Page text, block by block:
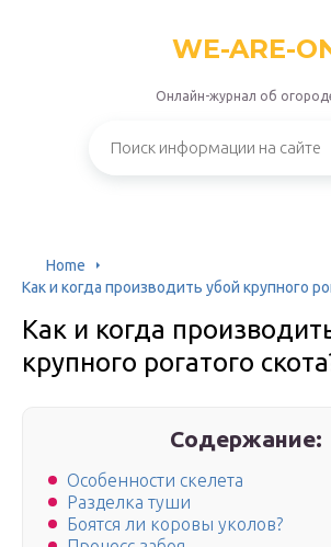
WE-ARE-
Онлайн-журнал об
Home
Как и когда производить убой крупного
Как и когда
крупного рогатого
Содержание:
Особенности скелета
Разделка туши
Боятся ли коровы уколов?